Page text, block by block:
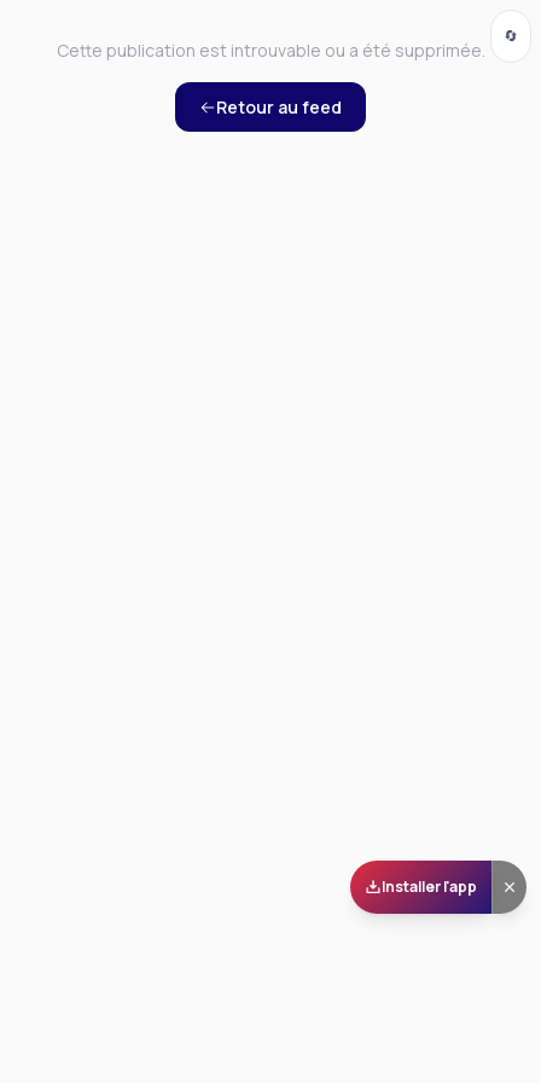
Cette publication est introuvable ou a été supprimée.
Retour au feed
Installer l'app
🔄